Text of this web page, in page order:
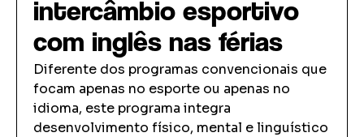
intercâmbio esportivo
com inglês nas férias
Diferente dos programas convencionais que
focam apenas no esporte ou apenas no
idioma, este programa integra
desenvolvimento físico, mental e linguístico